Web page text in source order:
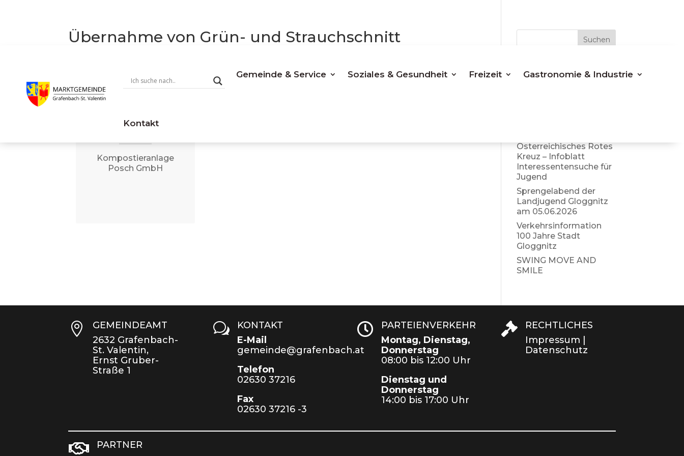
Gemeinde & Service Soziales & Gesundheit Freizeit Gastronomie & Industrie
Kontakt
Übernahme von Grün- und Strauchschnitt
September
(4h)
Kompostieranlage
Posch GmbH
Suchen
Letzte
Österreichisches Rotes
Kreuz – Infoblatt
Interessentensuche für
Jugend
Sprengelabend der
Landjugend Gloggnitz
am 05.06.2026
Verkehrsinformation
100 Jahre Stadt
Gloggnitz
SWING MOVE AND
SMILE

GEMEINDEAMT
2632 Grafenbach-
St. Valentin,
Ernst Gruber-
Straße 1
w
KONTAKT
E-Mail
gemeinde@grafenbach.at
Telefon
02630 37216
Fax
02630 37216 -3

PARTEIENVERKEHR
Montag, Dienstag,
Donnerstag
08:00 bis 12:00 Uhr
Dienstag und
Donnerstag
14:00 bis 17:00 Uhr

RECHTLICHES
Impressum
Datenschutz
 PARTNER